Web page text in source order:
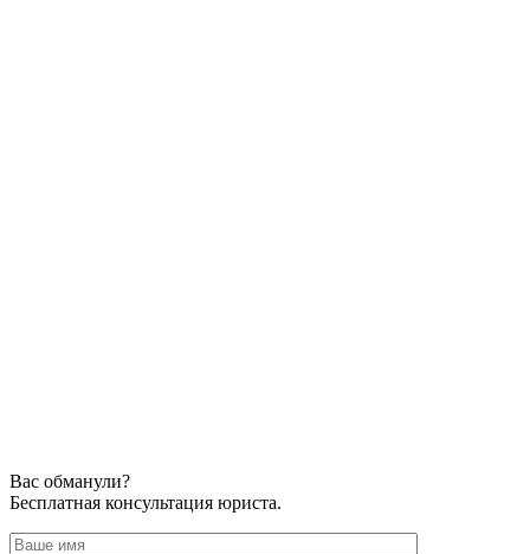
Вас обманули?
Бесплатная консультация юриста.